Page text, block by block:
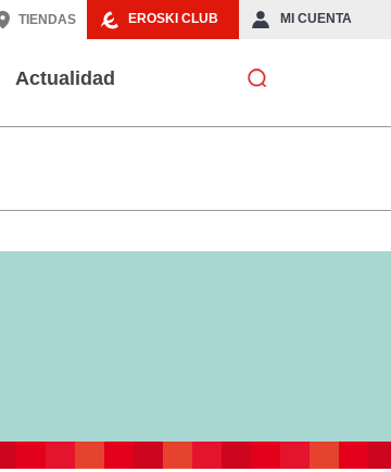
EROSKI CLUB MI CUENTA
TIENDAS
Actualidad